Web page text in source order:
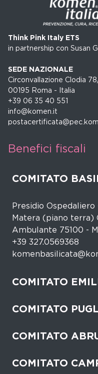
Think Pink Italy ETS
in partnership con Susan
SEDE NAZIONALE
Circonvallazione Clodia
00195 Roma - Italia
+39 06 35 40 551
info@komen.it
Benefici fiscali
COMITATO
Presidio
Matera (piano terra)
Ambulante 75100 -
+39 327.0569368
COMITATO
COMITATO
COMITATO
COMITATO